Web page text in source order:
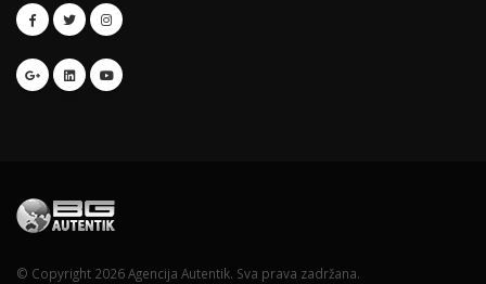
© Copyright 2026 Agencija Autentik. Sva prava zadržana.